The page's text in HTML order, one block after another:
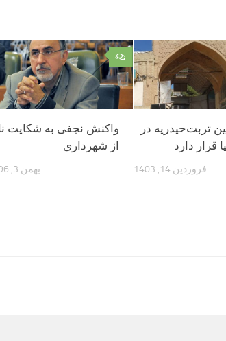
۰
واکنش نجفی به شکایت
از شهرداری
بهمن 3, 1396
تربت‌حیدریه در
قرار دارد
فروردین 14, 1403